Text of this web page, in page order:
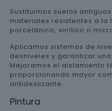
Sustituimos suelos
materiales resistentes a la
porcelánico, vinílico o
Aplicamos sistemas de
desniveles y garantizar
Mejoramos el aislamiento
proporcionando mayor
antideslizante.
Pintura